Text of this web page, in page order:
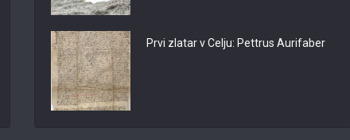
Prvi zlatar v Celju: Pettrus Aurifaber